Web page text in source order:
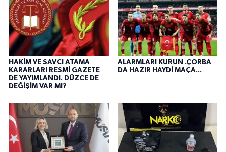
HAKİM VE SAVCI ATAMA
KARARLARI RESMİ GAZETE
DE YAYIMLANDI. DÜZCE DE
DEĞİŞİM VAR MI?
ALARMLARI KURUN .ÇORBA
DA HAZIR HAYDİ MAÇA...